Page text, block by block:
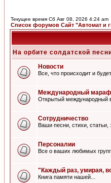
Текущее время Сб Авг 08, 2026 4:24 am
Список форумов Сайт "Автомат и
На орбите солдатской
Новости
Все, что происходит и
Международный
Открытый международный
Сотрудничество
Ваши песни, стихи, статьи,
Персоналии
Все о ваших любимых
"Каждый раз, умирая,
Книга памяти нашей...